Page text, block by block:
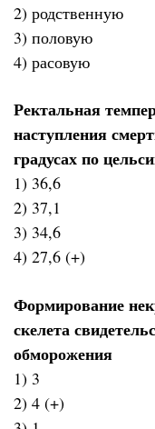
2) родственную
3) половую
4) расовую
Ректальная
наступления
градусах по
1) 36,6
2) 37,1
3) 34,6
4) 27,6 (+)
Формирование
скелета
обморожения
1) 3
2) 4 (+)